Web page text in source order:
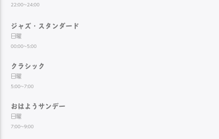
22:00~24:00
ジャズ・スタンダード
日曜
00:00~5:00
クラシック
日曜
5:00~7:00
おはようサンデー
日曜
7:00~9:00